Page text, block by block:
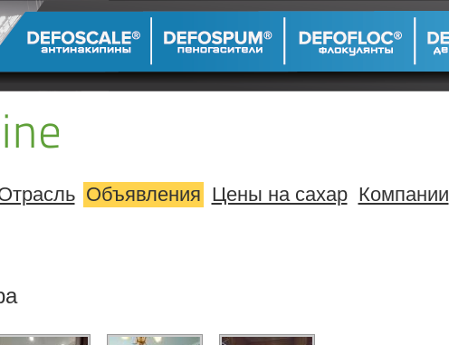
Объявления Цены на сахар Компании